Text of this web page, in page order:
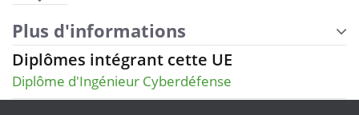
Plus d'informations
Diplômes intégrant cette UE
Diplôme d'Ingénieur Cyberdéfense